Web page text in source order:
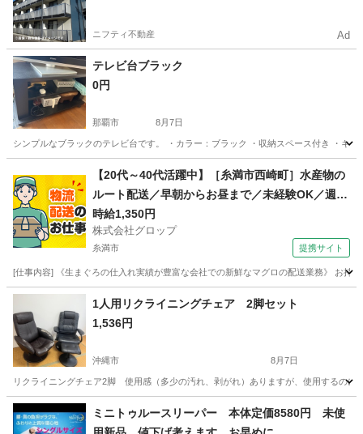
ニフティ不動産 Ad
テレビ台ブラック
0円
那覇市 8月7日
シンプルなブラックのテレビ台です。 ・カラー：ブラック ・収納スペース付き ・キ
収納家具 スペース
【20代～40代活躍中】［糸満市西崎町］水産物の
ルート配送／早朝からお昼まで／未経験OK／週休
2日／時給1,350円＋ガソリン代／正社員登用前提
時給1,350円
株式会社グロップ
糸満市 提携サイト
[仕事内容] 《生まぐろの仕入れ実績が豊富な会社での新鮮なマグロの配送業務》 お持
沖縄 糸満市 ドライバー
1人用リクライニングチェア 2脚セット
1,536円
沖縄市 8月7日
リクライニングチェア2脚 使用感（多少の汚れ、剥がれ）ありますが、使用するのに
沖縄 沖縄市 ソファ
ミニトゥルースリーパー 本体定価8580円 未使